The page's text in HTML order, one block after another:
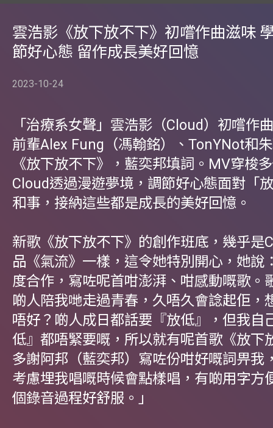
雲浩影《放下放不下》初嚐作曲滋味
節好心態 留作成長美好回憶
2023-10-24
「治療系女聲」雲浩影（Cloud）初嚐作
前輩Alex Fung（馮翰銘）、TonYNot和
《放下放不下》，藍奕邦填詞。MV穿梭
Cloud透過漫遊夢境，調節好心態面對「
和事，接納這些都是成長的美好回憶。
新歌《放下放不下》的創作班底，幾乎是
品《氣流》一樣，這令她特別開心，她說
度合作，寫咗呢首咁澎湃、咁感動嘅歌。
啲人陪我哋走過青春，久唔久會諗起佢，
唔好？啲人成日都話要『放低』，但我自
低』都唔緊要嘅，所以就有呢首歌《放下
多謝阿邦（藍奕邦）寫咗份咁好嘅詞畀我
考慮埋我唱嘅時候會點樣唱，有啲用字方
個錄音過程好舒服。」